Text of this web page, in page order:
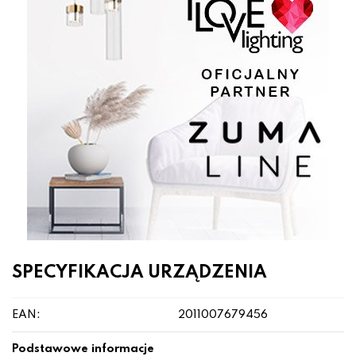
SPECYFIKACJA URZĄDZENIA
EAN: 2011007679456
Podstawowe informacje